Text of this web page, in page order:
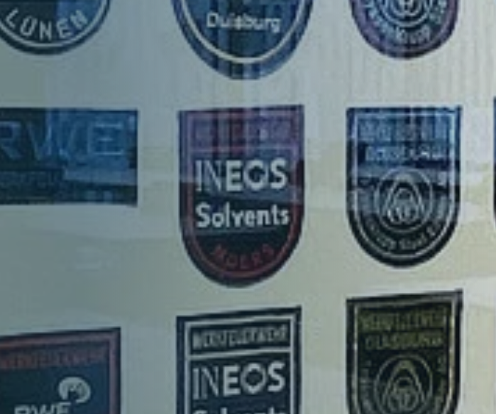
Geschäftsstelle
Leitbild
Kinderfeuerwehr
Jugendfeuerwehr
Struktur
Satzung
Förderer und Partner
Kinderfeuerwehr